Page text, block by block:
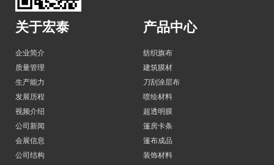
关于宏泰
企业简介
质量管理
生产能力
发展历程
视频介绍
公司新闻
会展信息
公司结构
产品中心
纺织旗布
建筑膜材
刀刮涂层布
喷绘材料
超透明膜
篷房卡条
篷布成品
装饰材料